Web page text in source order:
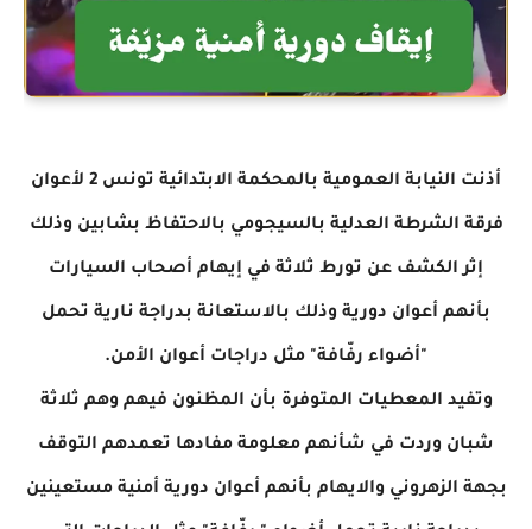
أذنت النيابة العمومية بالمحكمة الابتدائية تونس 2 لأعوان
فرقة الشرطة العدلية بالسيجومي بالاحتفاظ بشابين وذلك
إثر الكشف عن تورط ثلاثة في إيهام أصحاب السيارات
بأنهم أعوان دورية وذلك بالاستعانة بدراجة نارية تحمل
"أضواء رفّافة" مثل دراجات أعوان الأمن.
وتفيد المعطيات المتوفرة بأن المظنون فيهم وهم ثلاثة
شبان وردت في شأنهم معلومة مفادها تعمدهم التوقف
بجهة الزهروني والايهام بأنهم أعوان دورية أمنية مستعينين